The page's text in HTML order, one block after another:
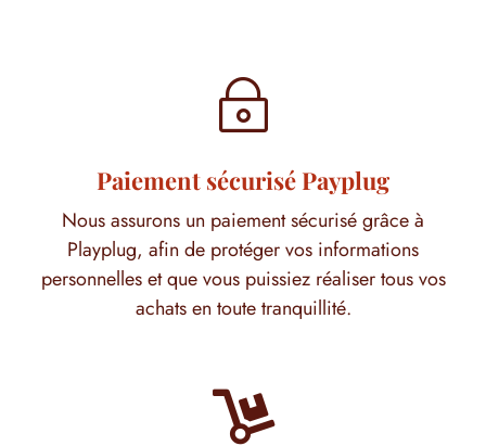
~
Paiement sécurisé Payplug
Nous assurons un paiement sécurisé grâce à
Playplug, afin de protéger vos informations
personnelles et que vous puissiez réaliser tous vos
achats en toute tranquillité.
